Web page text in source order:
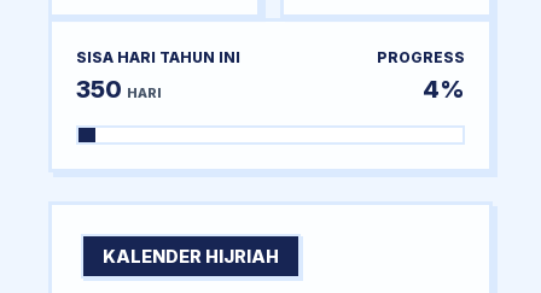
SISA HARI TAHUN INI
350 HARI
PROGRESS
4%
KALENDER HIJRIAH